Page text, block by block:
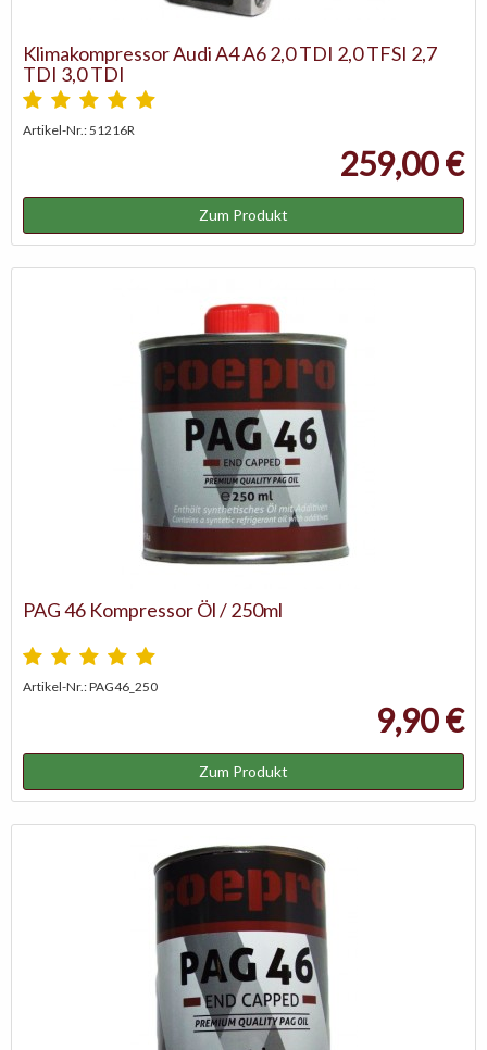
Klimakompressor Audi A4 A6 2,0 TDI 2,0 TFSI 2,7
TDI 3,0 TDI
Artikel-Nr.: 51216R
259,00 €
Zum Produkt
PAG 46 Kompressor Öl / 250ml
Artikel-Nr.: PAG46_250
9,90 €
Zum Produkt